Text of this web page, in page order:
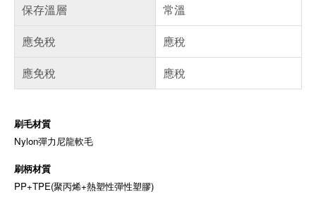
保存溫層
常溫
應免稅
應稅
應免稅
應稅
刷毛材質
Nylon彈力尼龍軟毛
刷柄材質
PP+TPE(聚丙烯+熱塑性彈性塑膠)
詐騙網頁！請小心！